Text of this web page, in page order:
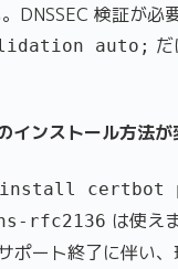
DNSSEC 検証が必
auto;
ンストール方法が
install certbot
rfc2136 は使え
ポート終了に伴い、